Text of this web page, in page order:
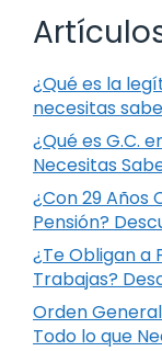
¿Qué es la
necesitas
¿Qué es G.C.
Necesitas
¿Con 29 Años
Pensión?
¿Te Obligan a
Trabajas?
Orden General
Todo lo que